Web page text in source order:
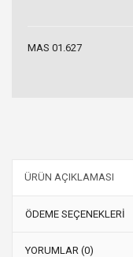
MAS 01.627
ÜRÜN AÇIKLAMASI
ÖDEME SEÇENEKLERİ
YORUMLAR (0)